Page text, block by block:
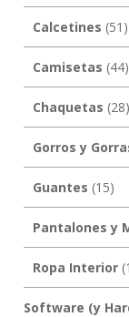
Calcetines (51)
Camisetas (44)
Chaquetas (28)
Gorros y
Guantes (15)
Pantalones y
Ropa Interior
Software (y